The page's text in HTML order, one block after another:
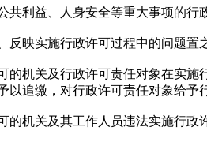
利益、人身安全等重大事项的行
映实施行政许可过程中的问题置之
关及行政许可责任对象在实施行
以追缴，对行政许可责任对象给予
关及其工作人员违法实施行政许